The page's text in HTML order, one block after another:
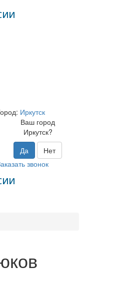
Иркутск
Ваш город
Иркутск?
Да
Нет
звонок